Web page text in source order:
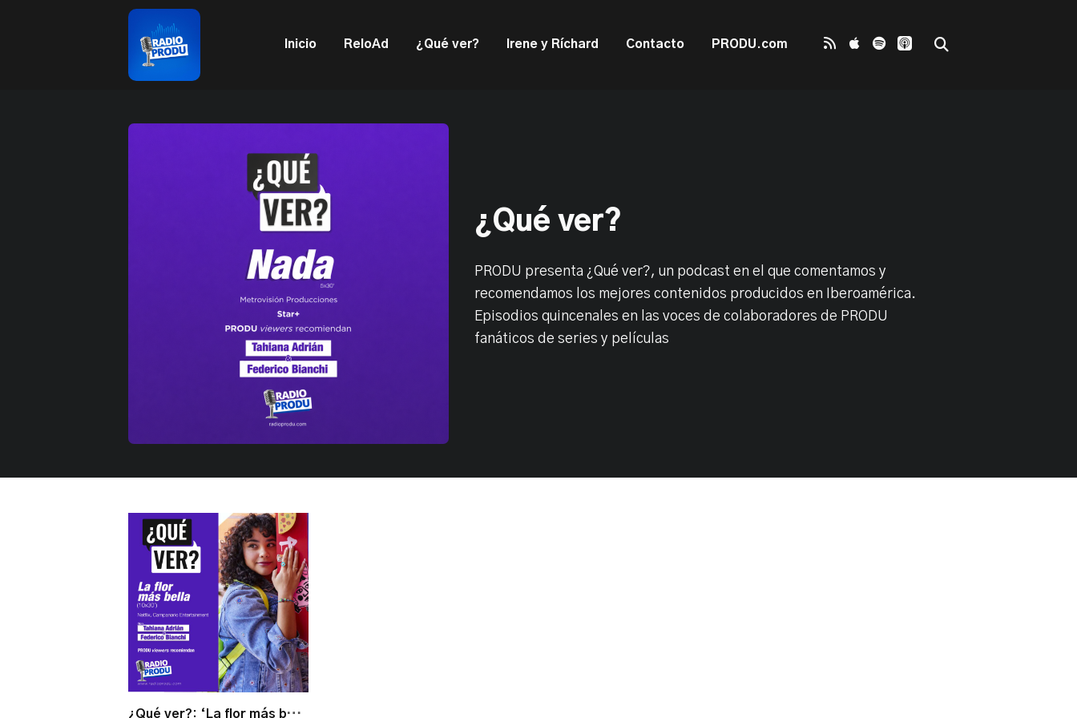
Inicio ReloAd ¿Qué ver? Irene y Ríchard Contacto PRODU.com
This is a placeholder for your sticky navigation bar. It should not be visible.
¿Qué ver?
PRODU presenta ¿Qué ver?, un podcast en el que comentamos y
recomendamos los mejores contenidos producidos en Iberoamérica.
Episodios quincenales en las voces de colaboradores de PRODU
fanáticos de series y películas
¿Qué ver?: ‘La flor más bella’, una serie juvenil mexicana, con tradición y sin etiquetas